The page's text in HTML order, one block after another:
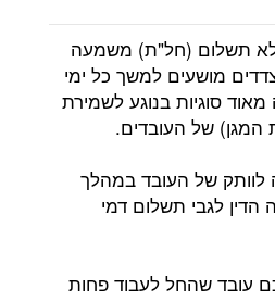
תשלום (חל"ת) משמעה
מושעים למשך כל ימי
סוגיות בנוגע לשמירת
המגן) של העובדים.
לוותק של העובד במהלך
לגבי תשלום דמי
עובד שהחל לעבוד פחות